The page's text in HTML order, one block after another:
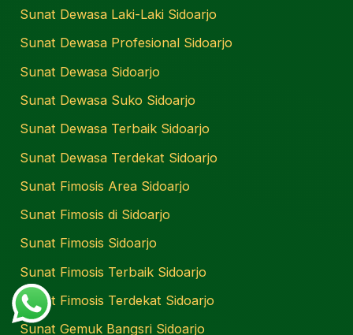
Sunat Dewasa Laki-Laki Sidoarjo
Sunat Dewasa Profesional Sidoarjo
Sunat Dewasa Sidoarjo
Sunat Dewasa Suko Sidoarjo
Sunat Dewasa Terbaik Sidoarjo
Sunat Dewasa Terdekat Sidoarjo
Sunat Fimosis Area Sidoarjo
Sunat Fimosis di Sidoarjo
Sunat Fimosis Sidoarjo
Sunat Fimosis Terbaik Sidoarjo
Sunat Fimosis Terdekat Sidoarjo
Sunat Gemuk Bangsri Sidoarjo